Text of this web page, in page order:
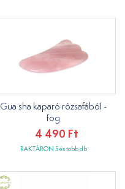
Gua sha kaparó rózsafából -
fog
4 490 Ft
RAKTÁRON 5 és több db